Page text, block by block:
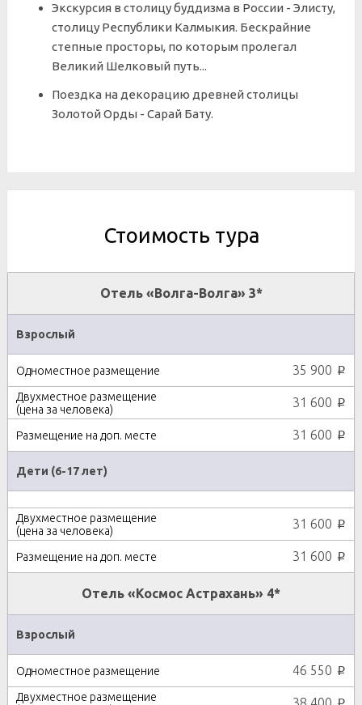
Экскурсия в столицу буддизма в России - Элисту,
столицу Республики Калмыкия. Бескрайние
степные просторы, по которым пролегал
Великий Шелковый путь...
Поездка на декорацию древней столицы
Золотой Орды - Сарай Бату.
Стоимость тура
Отель «Волга-Волга» 3*
Взрослый
35 900 p
31 600 p
31 600 p
Дети (6-17 лет)
31 600 p
31 600 p
Отель «Космос Астрахань» 4*
Взрослый
46 550 p
p